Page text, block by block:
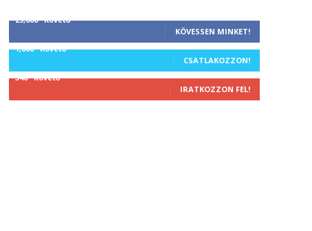
25,000 Követő
KÖVESSEN MINKET!
1,000 Követő
CSATLAKOZZON!
340 Követő
IRATKOZZON FEL!